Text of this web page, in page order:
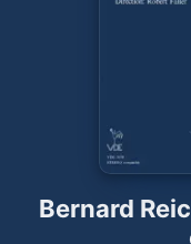
Bernard